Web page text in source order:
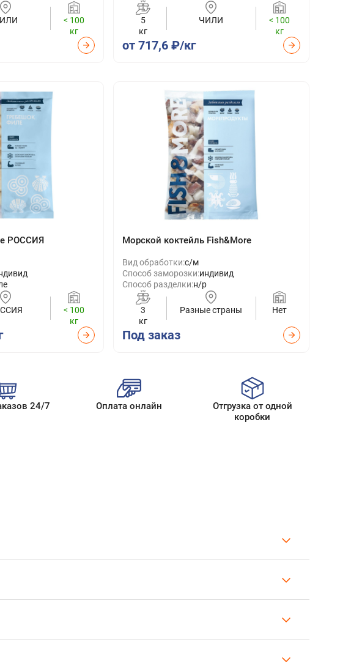
< 100
кг
5
кг
ЧИЛИ
< 100
кг
от 717,6 ₽/кг
РОССИЯ
< 100
кг
Морской коктейль Fish&More
Вид обработки:с/м
Способ заморозки:индивид
Способ разделки:н/р
3
кг
Разные страны Нет
Под заказ
24/7 Оплата онлайн
Отгрузка от одной
коробки